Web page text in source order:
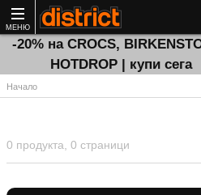
МЕНЮ
-20% на CROCS,
HOTDROP | купи сега
Начало
0 продукта, 0 страници